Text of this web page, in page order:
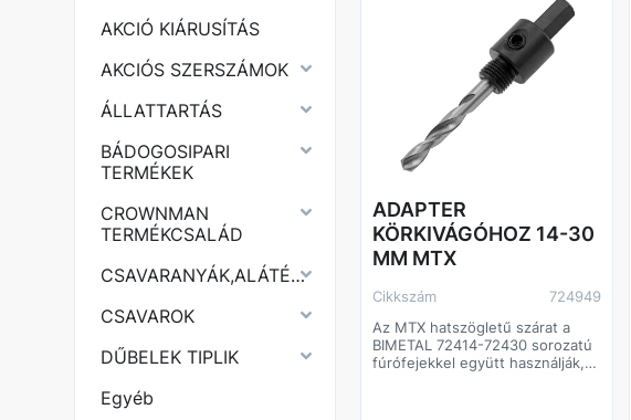
AKCIÓ KIÁRUSÍTÁS
AKCIÓS SZERSZÁMOK
ÁLLATTARTÁS
BÁDOGOSIPARI
TERMÉKEK
CROWNMAN
TERMÉKCSALÁD
CSAVARANYÁK,ALÁTÉTEK
CSAVAROK
DŰBELEK TIPLIK
Egyéb
ADAPTER
KÖRKIVÁGÓHOZ 14-30
MM MTX
Cikkszám
724949
Az MTX hatszögletű szárat a
BIMETAL 72414-72430 sorozatú
fúrófejekkel együtt használják,